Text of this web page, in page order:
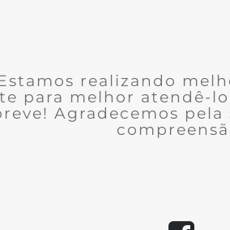
realizando
para melhor atendê-
Agradecemos pela